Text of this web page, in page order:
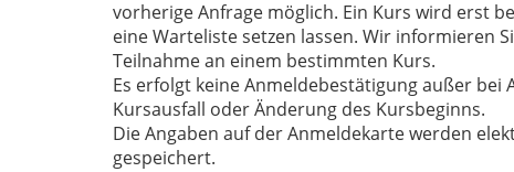
vorherige Anfrage möglich. Ein Kurs wird erst
eine Warteliste setzen lassen. Wir informieren
Teilnahme an einem bestimmten Kurs.
Es erfolgt keine Anmeldebestätigung außer
Kursausfall oder Änderung des Kursbeginns.
Die Angaben auf der Anmeldekarte werden
gespeichert.